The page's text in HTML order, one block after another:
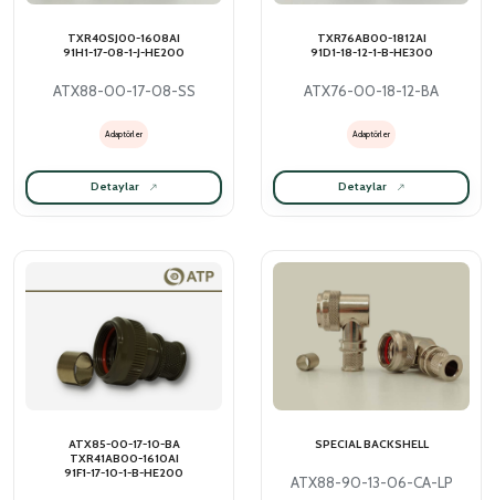
TXR40SJ00-1608AI
91H1-17-08-1-J-HE200
ATX88-00-17-08-SS
Adaptörler
Detaylar
TXR76AB00-1812AI
91D1-18-12-1-B-HE300
ATX76-00-18-12-BA
Adaptörler
Detaylar
ATX85-00-17-10-BA
TXR41AB00-1610AI
91F1-17-10-1-B-HE200
SPECIAL BACKSHELL
ATX88-90-13-06-CA-LP